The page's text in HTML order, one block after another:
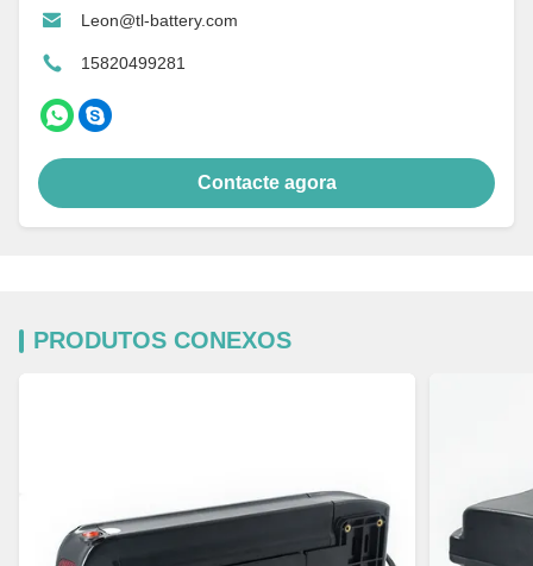
Leon@tl-battery.com
15820499281
Contacte agora
PRODUTOS CONEXOS